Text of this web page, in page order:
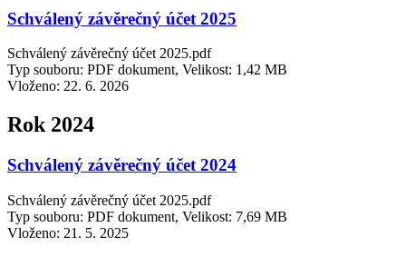
Schválený závěrečný účet 2025
Schválený závěrečný účet 2025.pdf
Typ souboru: PDF dokument, Velikost: 1,42 MB
Vloženo: 22. 6. 2026
Rok 2024
Schválený závěrečný účet 2024
Schválený závěrečný účet 2025.pdf
Typ souboru: PDF dokument, Velikost: 7,69 MB
Vloženo: 21. 5. 2025